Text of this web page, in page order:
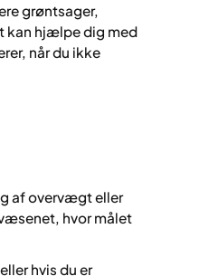
grøntsager,
kan hjælpe dig med
når du ikke
af overvægt eller
hvor målet
hvis du er